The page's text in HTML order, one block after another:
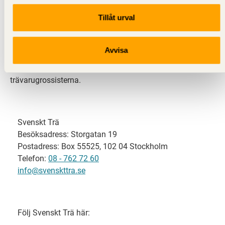
Tillåt urval
Avvisa
Svenskt Trä representerar svensk sågverksindustri
och är en del av branschorganisationen
svensk limträ-, KL-trä- och förpackningsindustri samt
trävarugrossisterna.
Svenskt Trä
Besöksadress: Storgatan 19
Postadress: Box 55525, 102 04 Stockholm
Telefon: 08 - 762 72 60
info@svenskttra.se
Följ Svenskt Trä här: